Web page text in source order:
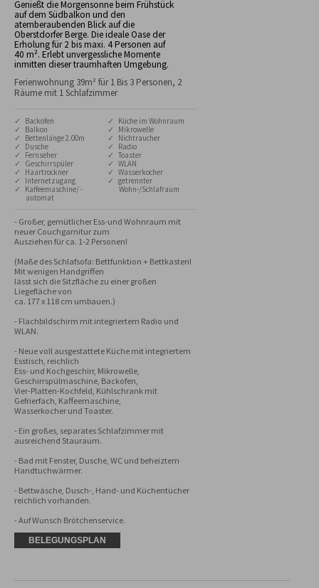
Genießt die Morgensonne beim Frühstück
auf dem Südbalkon und den
atemberaubenden Blick auf die
Oberstdorfer Berge. Die ideale Oase der
Erholung für 2 bis maxi. 4 Personen auf
40 m². Erlebt unvergessliche Momente
inmitten dieser traumhaften Umgebung.
Ferienwohnung 39m² für 1 Bis 3 Personen, 2
Räume mit 1 Schlafzimmer
✓ Backofen
✓ Balkon
✓ Bettenlänge 2.00m
✓ Dusche
✓ Fernseher
✓ Geschirrspüler
✓ Haartrockner
✓ Internetzugang
✓ Kaffeemaschine/ -
automat
✓ Küche im Wohnraum
✓ Mikrowelle
✓ Nichtraucher
✓ Radio
✓ Toaster
✓ WLAN
✓ Wasserkocher
✓ getrennter
Wohn-/Schlafraum
- Großer, gemütlicher Ess-und Wohnraum mit
neuer Couchgarnitur zum
Ausziehen für ca. 1-2 Personen!
(Maße des Schlafsofa: Bettfunktion + Bettkasten!
Mit wenigen Handgriffen
lässt sich die Sitzfläche zu einer großen
Liegefläche von
ca. 177 x 118 cm umbauen.)
- Flachbildschirm mit integriertem Radio und
WLAN.
- Neue voll ausgestattete Küche mit integriertem
Esstisch, reichlich
Ess- und Kochgeschirr, Mikrowelle,
Geschirrspülmaschine, Backofen,
Vier-Platten-Kochfeld, Kühlschrank mit
Gefrierfach, Kaffeemaschine,
Wasserkocher und Toaster.
- Ein großes, separates Schlafzimmer mit
ausreichend Stauraum.
- Bad mit Fenster, Dusche, WC und beheiztem
Handtuchwärmer.
- Bettwäsche, Dusch-, Hand- und Küchentücher
reichlich vorhanden.
- Auf Wunsch Brötchenservice.
BELEGUNGSPLAN